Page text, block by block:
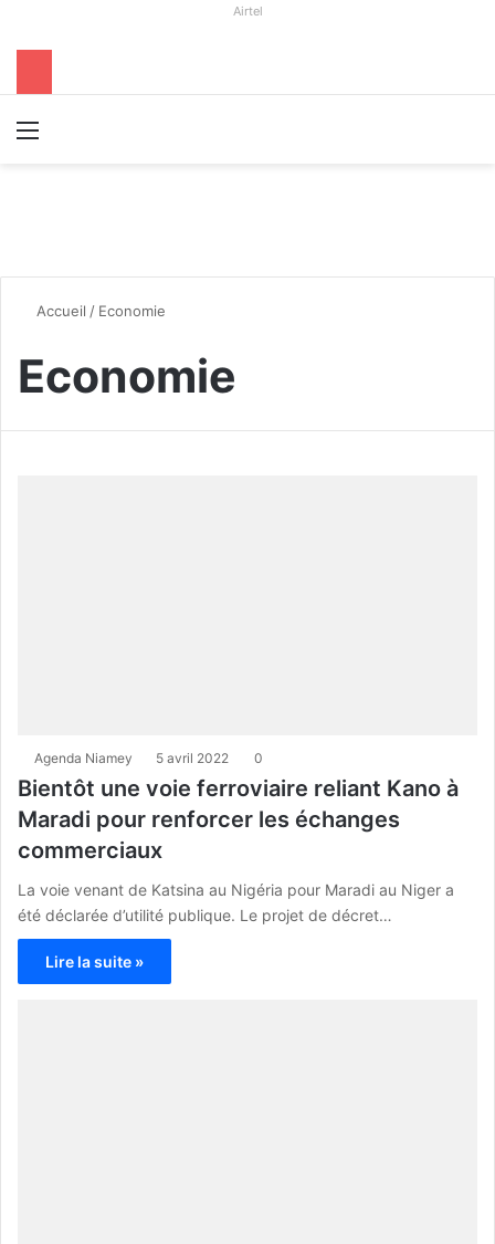
Airtel
Accueil / Economie
Economie
Agenda Niamey 5 avril 2022 0
Bientôt une voie ferroviaire reliant Kano à
Maradi pour renforcer les échanges
commerciaux
La voie venant de Katsina au Nigéria pour Maradi au Niger a
été déclarée d’utilité publique. Le projet de décret…
Lire la suite »